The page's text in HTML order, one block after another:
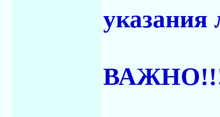
указания